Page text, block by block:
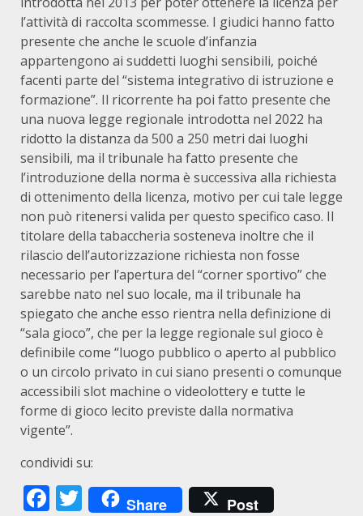
l’attività di raccolta scommesse. I giudici hanno fatto
presente che anche le scuole d’infanzia
appartengono ai suddetti luoghi sensibili, poiché
facenti parte del “sistema integrativo di istruzione e
formazione”. Il ricorrente ha poi fatto presente che
una nuova legge regionale introdotta nel 2022 ha
ridotto la distanza da 500 a 250 metri dai luoghi
sensibili, ma il tribunale ha fatto presente che
l’introduzione della norma è successiva alla richiesta
di ottenimento della licenza, motivo per cui tale legge
non può ritenersi valida per questo specifico caso. Il
titolare della tabaccheria sosteneva inoltre che il
rilascio dell’autorizzazione richiesta non fosse
necessario per l’apertura del “corner sportivo” che
sarebbe nato nel suo locale, ma il tribunale ha
spiegato che anche esso rientra nella definizione di
“sala gioco”, che per la legge regionale sul gioco è
definibile come “luogo pubblico o aperto al pubblico
o un circolo privato in cui siano presenti o comunque
accessibili slot machine o videolottery e tutte le
forme di gioco lecito previste dalla normativa
vigente”.
condividi su:
Facebook
Twitter
Share Post